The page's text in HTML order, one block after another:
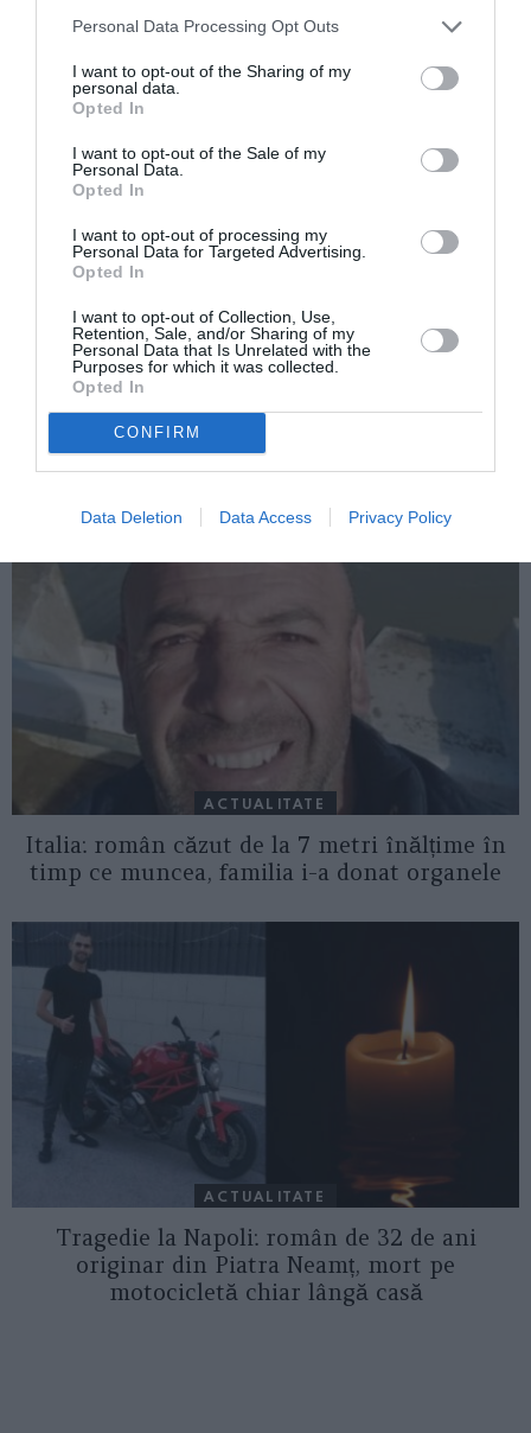
Personal Data Processing Opt Outs
I want to opt-out of the Sharing of my
personal data.
Opted In
I want to opt-out of the Sale of my
Personal Data.
Opted In
I want to opt-out of processing my
Personal Data for Targeted Advertising.
Opted In
I want to opt-out of Collection, Use,
Retention, Sale, and/or Sharing of my
Personal Data that Is Unrelated with the
Purposes for which it was collected.
Opted In
CONFIRM
Data Deletion Data Access Privacy Policy
ACCIDENT ITALIA
Crimă la Novara, i-a tăiat gâtul partenerei
și s-a predat: «M-a supărat tare, tare, tare»
Daniel Țecu a recunoscut că e omul lui
Traian Băsescu și candidează la Parlament:
”Am 65 de asociații ACTIVE” VIDEO
AȚI PUTEA DORI DE
ACTUALITATE
Italia: român căzut de la 7 metri înălțime în
timp ce muncea, familia i-a donat organele
ACTUALITATE
Tragedie la Napoli: român de 32 de ani
originar din Piatra Neamț, mort pe
motocicletă chiar lângă casă